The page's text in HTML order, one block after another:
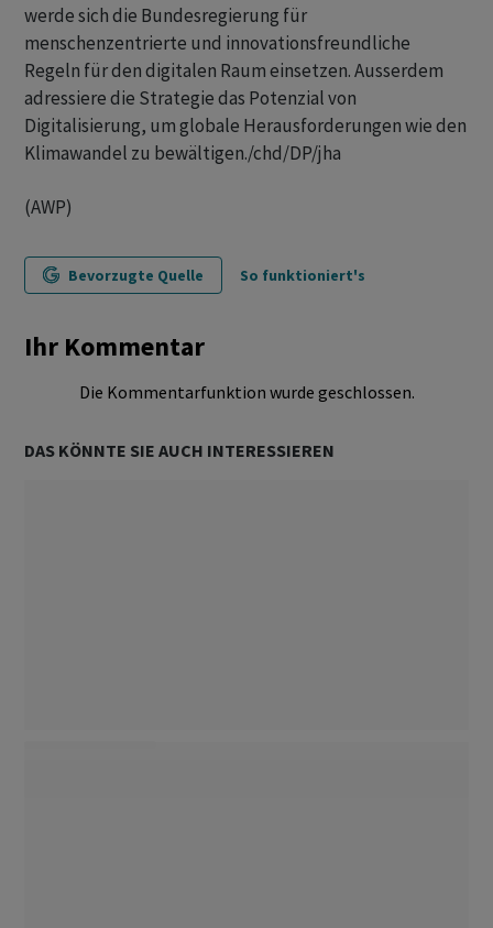
werde sich die Bundesregierung für
menschenzentrierte und innovationsfreundliche
Regeln für den digitalen Raum einsetzen. Ausserdem
adressiere die Strategie das Potenzial von
Digitalisierung, um globale Herausforderungen wie den
Klimawandel zu bewältigen./chd/DP/jha
(AWP)
Bevorzugte Quelle So funktioniert's
Ihr Kommentar
Die Kommentarfunktion wurde geschlossen.
DAS KÖNNTE SIE AUCH INTERESSIEREN